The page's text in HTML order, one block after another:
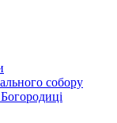
собору